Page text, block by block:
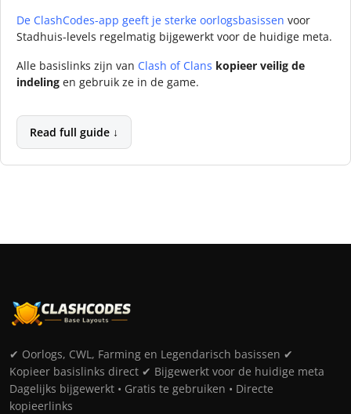
De ClashCodes-app geeft je sterke oorlogsbasissen voor
Stadhuis-levels regelmatig bijgewerkt voor de huidige meta.
Alle basislinks zijn van Clash of Clans kopieer veilig de
indeling en gebruik ze in de game.
Read full guide ↓
✔ Oorlogs, CWL, Farming en Legendarisch basissen ✔
Kopieer basislinks direct ✔ Bijgewerkt voor de huidige meta
Dagelijks bijgewerkt • Gratis te gebruiken • Directe
kopieerlinks